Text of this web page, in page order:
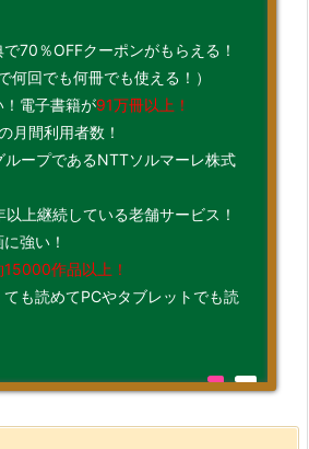
70％OFFクーポンがもらえる！
何回でも何冊でも使える！）
電子書籍が91万冊以上！
月間利用者数！
ープであるNTTソルマーレ株式
上継続している老舗サービス！
強い！
15000作品以上！
も読めてPCやタブレットでも読